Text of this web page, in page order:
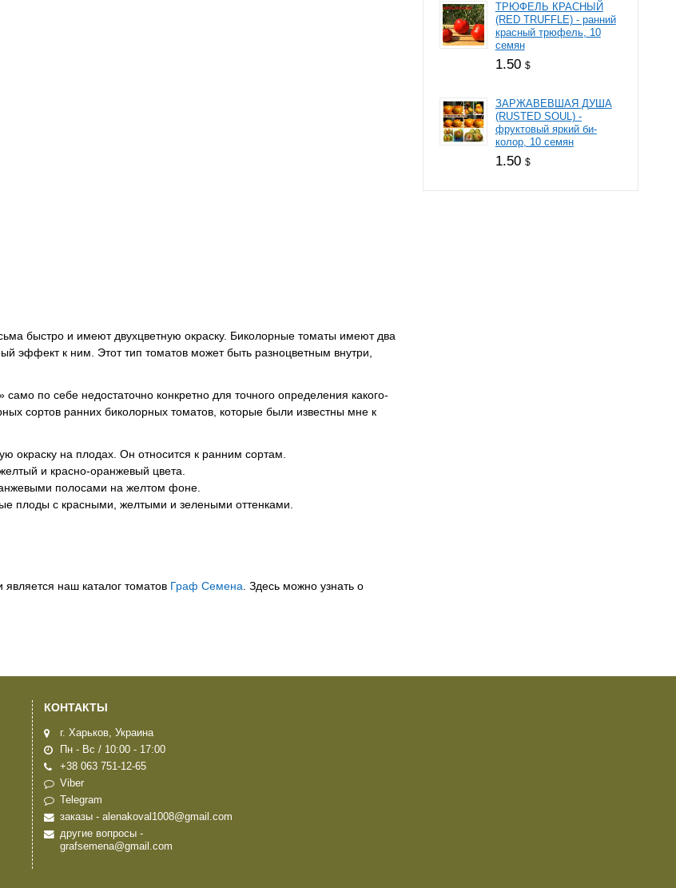
быстро и имеют двухцветную окраску. Биколорные томаты имеют два
эффект к ним. Этот тип томатов может быть разноцветным внутри,
по себе недостаточно конкретно для точного определения какого-
сортов ранних биколорных томатов, которые были известны мне к
окраску на плодах. Он относится к ранним сортам.
и красно-оранжевый цвета.
полосами на желтом фоне.
плоды с красными, желтыми и зелеными оттенками.
наш каталог томатов Граф Семена . Здесь можно узнать о
ТРЮФЕЛЬ КРАСНЫЙ
(RED TRUFFLE) - ранний
красный трюфель, 10
семян
1.50 $
ЗАРЖАВЕВШАЯ ДУША
(RUSTED SOUL) -
фруктовый яркий би-
колор, 10 семян
1.50 $
КОНТАКТЫ
г. Харьков, Украина
Пн - Вс / 10:00 - 17:00
+38 063 751-12-65
Viber
Telegram
заказы - alenakoval1008@gmail.com
другие вопросы -
grafsemena@gmail.com